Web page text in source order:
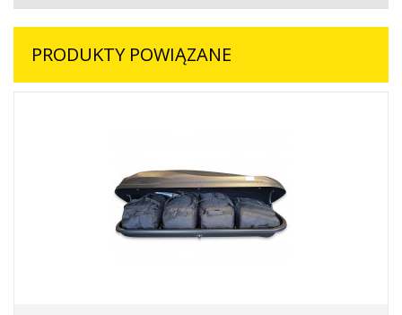
PRODUKTY POWIĄZANE